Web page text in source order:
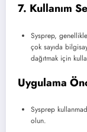
7. Kullanım
Sysprep,
çok sayıda
dağıtmak için
Uygulama
Sysprep
olun.